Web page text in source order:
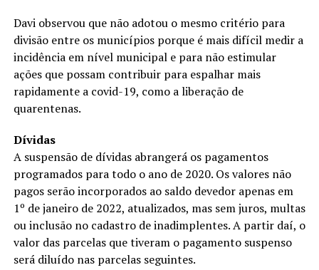
Davi observou que não adotou o mesmo critério para
divisão entre os municípios porque é mais difícil medir a
incidência em nível municipal e para não estimular
ações que possam contribuir para espalhar mais
rapidamente a covid-19, como a liberação de
quarentenas.
Dívidas
A suspensão de dívidas abrangerá os pagamentos
programados para todo o ano de 2020. Os valores não
pagos serão incorporados ao saldo devedor apenas em
1º de janeiro de 2022, atualizados, mas sem juros, multas
ou inclusão no cadastro de inadimplentes. A partir daí, o
valor das parcelas que tiveram o pagamento suspenso
será diluído nas parcelas seguintes.